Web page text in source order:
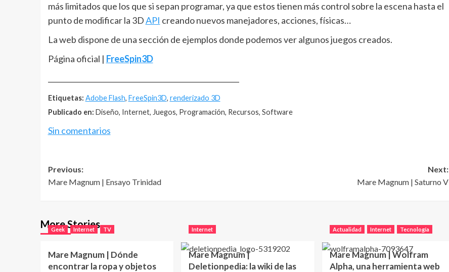
más limitados que los que si sepan programar, ya que estos tienen más control sobre la escena hasta el
punto de modificar la 3DAPI creando nuevos manejadores, acciones, físicas…
La web dispone de una sección de ejemplos donde podemos ver algunos juegos creados.
Página oficial | FreeSpin3D
Etiquetas: Adobe Flash, FreeSpin3D, renderizado 3D
Publicado en: Diseño, Internet, Juegos, Programación, Recursos, Software
Sin comentarios
Post
navigation
Previous:
Mare Magnum | Ensayo Trinidad
Next:
Mare Magnum | Saturno V
More Stories
Geek Internet TV
Mare Magnum | Dónde
encontrar la ropa y objetos
Internet
Mare Magnum |
Deletionpedia: la wiki de las
Actualidad Internet Tecnología
Mare Magnum | Wolfram
Alpha, una herramienta web